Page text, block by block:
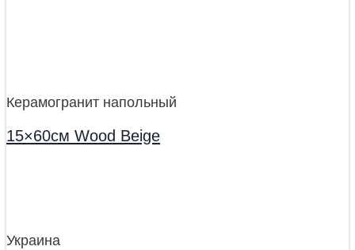
Керамогранит напольный
15×60см Wood Beige
Украина